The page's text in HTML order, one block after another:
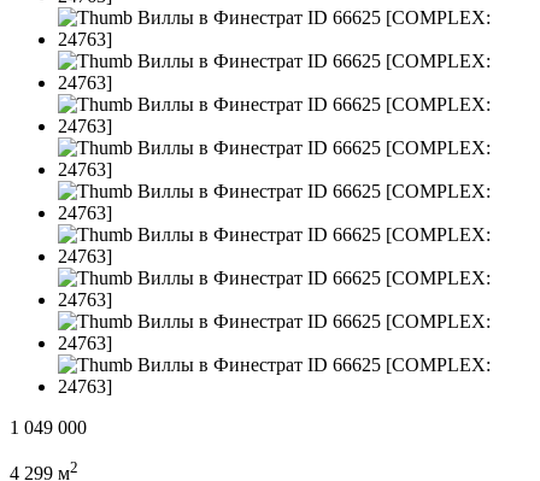
1 049 000
4 299 м2